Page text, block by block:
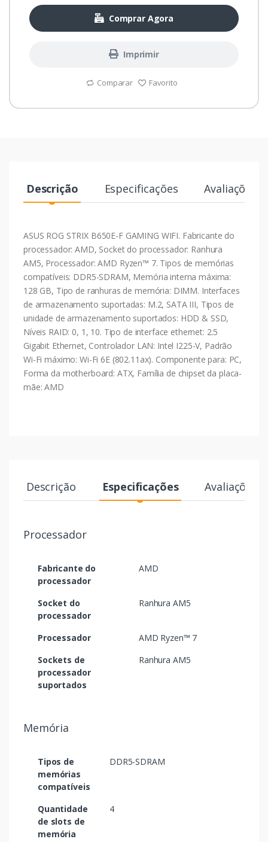
Comprar Agora
Imprimir
Comparar Favorito
Descrição Especificações Avaliações
ASUS ROG STRIX B650E-F GAMING WIFI. Fabricante do
processador: AMD, Socket do processador: Ranhura
AM5, Processador: AMD Ryzen™ 7. Tipos de memórias
compatíveis: DDR5-SDRAM, Memória interna máxima:
128 GB, Tipo de ranhuras de memória: DIMM. Interfaces
de armazenamento suportadas: M.2, SATA III, Tipos de
unidade de armazenamento suportados: HDD & SSD,
Níveis RAID: 0, 1, 10. Tipo de interface ethernet: 2.5
Gigabit Ethernet, Controlador LAN: Intel I225-V, Padrão
Wi-Fi máximo: Wi-Fi 6E (802.11ax). Componente para: PC,
Forma da motherboard: ATX, Família de chipset da placa-
mãe: AMD
Descrição Especificações Avaliações
Processador
Fabricante do
processador
AMD
Socket do
processador
Ranhura AM5
Processador
AMD Ryzen™ 7
Sockets de
processador
suportados
Ranhura AM5
Memória
Tipos de
memórias
compatíveis
DDR5-SDRAM
Quantidade
de slots de
memória
4